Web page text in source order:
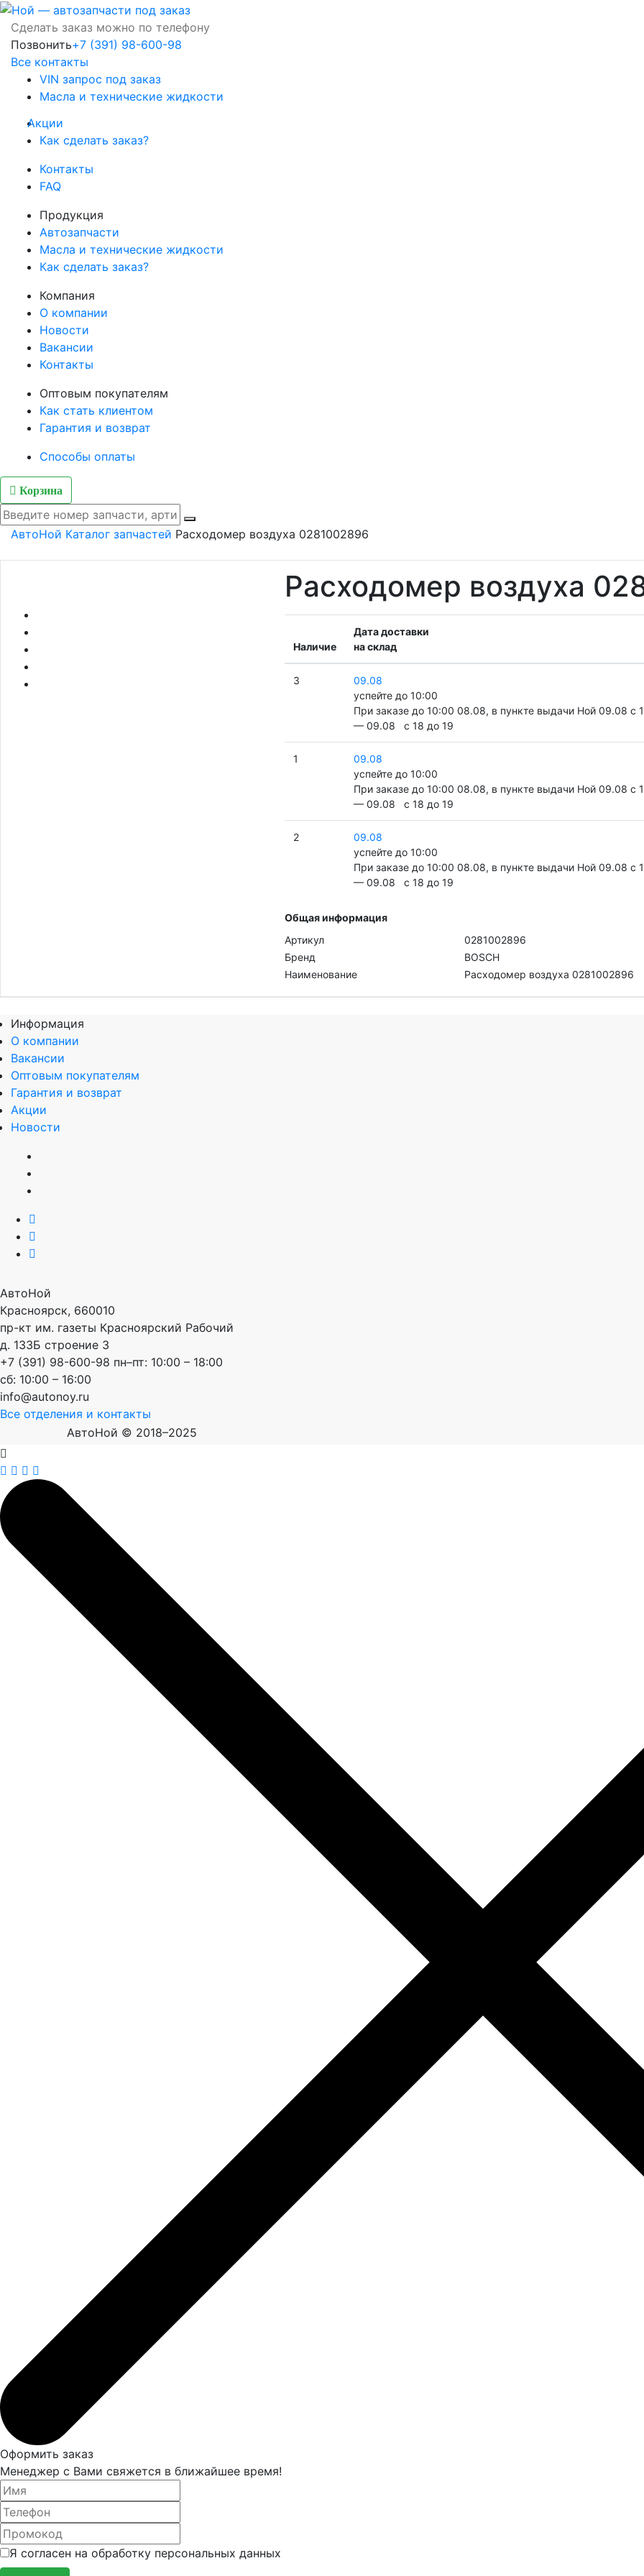
Сделать заказ можно по телефону
Позвонить+7 (391) 98-600-98
Все контакты
VIN запрос под заказ
Масла и технические жидкости
Акции
Как сделать заказ?
Контакты
FAQ
Продукция
Автозапчасти
Масла и технические жидкости
Как сделать заказ?
Компания
О компании
Новости
Вакансии
Контакты
Оптовым покупателям
Как стать клиентом
Гарантия и возврат
Способы оплаты
Корзина
АвтоНой Каталог запчастей Расходомер воздуха 0281002896
Расходомер воздуха
Наличие
Дата доставки
на склад
3
09.08
успейте до 10:00
При заказе до 10:00 08.08, в пункте выдачи Ной 09.08 c
— 09.08 c 18 до 19
1
09.08
успейте до 10:00
При заказе до 10:00 08.08, в пункте выдачи Ной 09.08 c
— 09.08 c 18 до 19
2
09.08
успейте до 10:00
При заказе до 10:00 08.08, в пункте выдачи Ной 09.08 c
— 09.08 c 18 до 19
Общая информация
Артикул
0281002896
Бренд
BOSCH
Наименование
Расходомер воздуха 0281002896
Информация
О компании
Вакансии
Оптовым покупателям
Гарантия и возврат
Акции
Новости
АвтоНой
Красноярск, 660010
пр-кт им. газеты Красноярский Рабочий
д. 133Б строение 3
+7 (391) 98-600-98 пн–пт: 10:00 – 18:00
сб: 10:00 – 16:00
info@autonoy.ru
Все отделения и контакты
АвтоНой © 2018–2025
Оформить заказ
Менеджер с Вами свяжется в ближайшее время!
Я согласен на обработку персональных данных